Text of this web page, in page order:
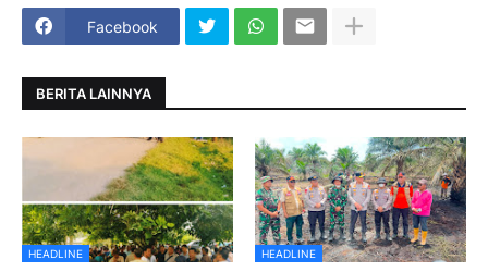
Facebook
BERITA LAINNYA
HEADLINE HEADLINE